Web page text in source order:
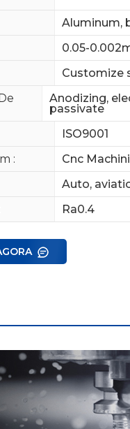
Aluminum,
0.05-
Customize
Anodizing,
passivate
ISO9001
:
Cnc
Auto,
Ra0.4